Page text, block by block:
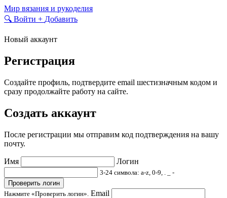
Skip
to
Мир вязания и рукоделия
🔍 Войти + Добавить
Новый аккаунт
Регистрация
Создайте профиль, подтвердите email шестизначным кодом и
сразу продолжайте работу на сайте.
Создать аккаунт
После регистрации мы отправим код подтверждения на вашу
почту.
Имя Логин
3-24 символа: a-z, 0-9, . _ -
Проверить логин
Нажмите «Проверить логин». Email